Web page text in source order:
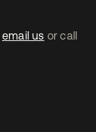
email us or call